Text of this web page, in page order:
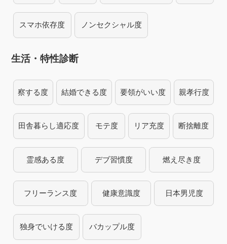
スマホ依存度 ノンセクシャル度
生活・特性診断
察する度 結婚できる度 要領がいい度 親孝行度
田舎暮らし適応度 モテ度 リア充度 断捨離度
霊感ある度 デブ習慣度 燃え尽き度
フリーランス度 健康意識度 日本男児度
独身でいける度 バカップル度